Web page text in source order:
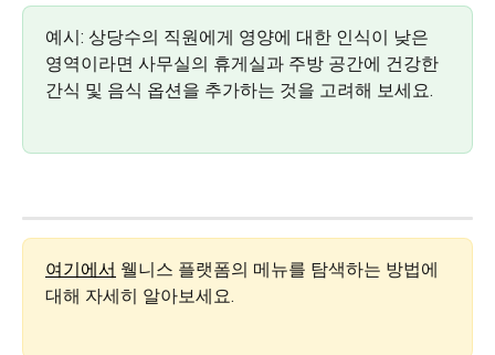
예시: 상당수의 직원에게 영양에 대한 인식이 낮은
영역이라면 사무실의 휴게실과 주방 공간에 건강한
간식 및 음식 옵션을 추가하는 것을 고려해 보세요.
여기에서 웰니스 플랫폼의 메뉴를 탐색하는 방법에
대해 자세히 알아보세요.